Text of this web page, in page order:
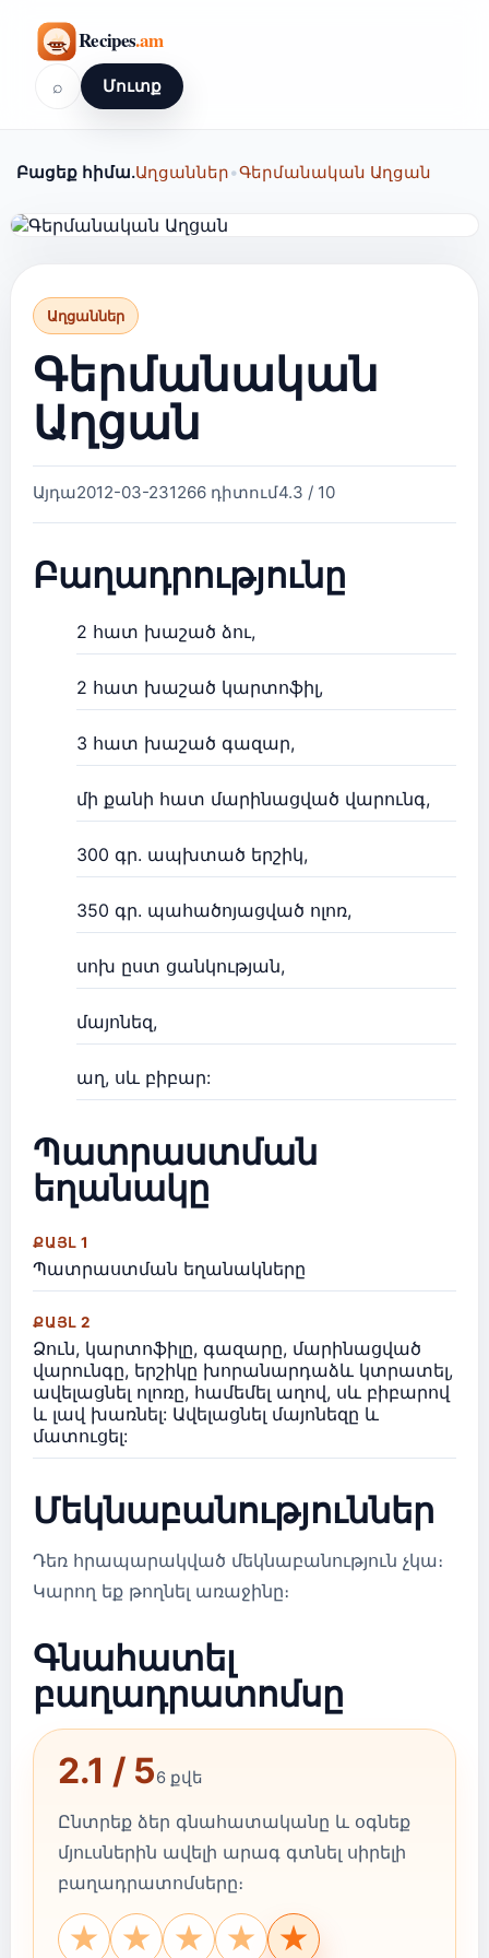
⌕ Մուտք
Բացեք հիմա.Աղցաններ•Գերմանական Աղցան
Աղցաններ
Գերմանական
Աղցան
Այդա2012-03-231266 դիտում4.3 / 10
Բաղադրությունը
2 հատ խաշած ձու,
2 հատ խաշած կարտոֆիլ,
3 հատ խաշած գազար,
մի քանի հատ մարինացված վարունգ,
300 գր. ապխտած երշիկ,
350 գր. պահածոյացված ոլոռ,
սոխ ըստ ցանկության,
մայոնեզ,
աղ, սև բիբար:
Պատրաստման
եղանակը
ՔԱՅԼ 1
Պատրաստման եղանակները
ՔԱՅԼ 2
Ձուն, կարտոֆիլը, գազարը, մարինացված
վարունգը, երշիկը խորանարդաձև կտրատել,
ավելացնել ոլոռը, համեմել աղով, սև բիբարով
և լավ խառնել: Ավելացնել մայոնեզը և
մատուցել:
Մեկնաբանություններ
Դեռ հրապարակված մեկնաբանություն չկա։
Կարող եք թողնել առաջինը։
Գնահատել
բաղադրատոմսը
2.1 / 56 քվե
Ընտրեք ձեր գնահատականը և օգնեք
մյուսներին ավելի արագ գտնել սիրելի
բաղադրատոմսերը։
★
★
★
★
★